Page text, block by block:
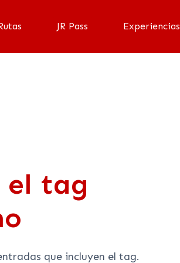
JR Pass Experiencias
el tag
que incluyen el tag.